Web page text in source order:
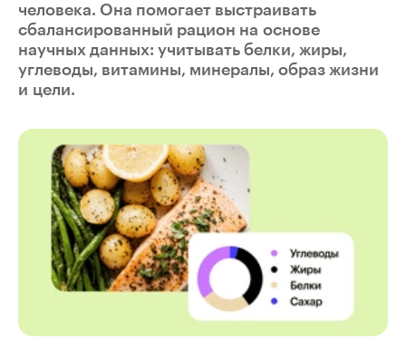
человека. Она помогает выстраивать
сбалансированный рацион на основе
научных данных: учитывать белки, жиры,
углеводы, витамины, минералы, образ жизни
и цели.